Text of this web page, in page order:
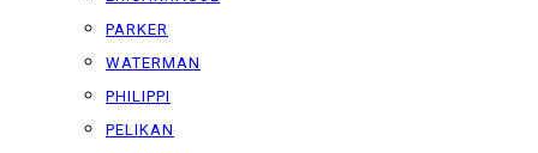
PARKER
WATERMAN
PHILIPPI
PELIKAN